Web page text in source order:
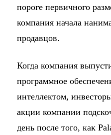
пороге первичного
компания начала
продавцов.
Когда компания
программное
интеллектом,
акции компании
день после того, как